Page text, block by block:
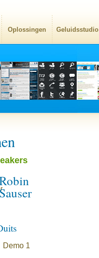
Oplossingen Geluidsstudio
Demo 1